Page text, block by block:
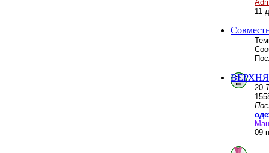
11
20
09